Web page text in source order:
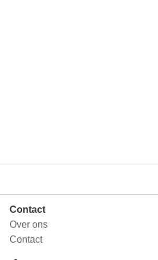
Contact
Over ons
Contact